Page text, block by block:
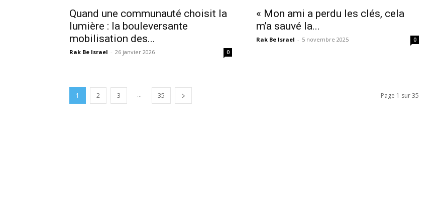
Quand une communauté choisit la
lumière : la bouleversante
mobilisation des...
Rak Be Israel - 26 janvier 2026 0
« Mon ami a perdu les clés, cela
m’a sauvé la...
Rak Be Israel - 5 novembre 2025 0
1 2 3 ... 35 Page 1 sur 35